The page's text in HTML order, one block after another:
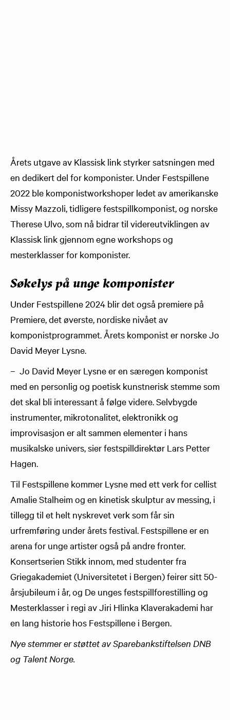
Årets utgave av Klassisk link styrker satsningen med
en dedikert del for komponister. Under Festspillene
2022 ble komponistworkshoper ledet av amerikanske
Missy Mazzoli, tidligere festspillkomponist, og norske
Therese Ulvo, som nå bidrar til videreutviklingen av
Klassisk link gjennom egne workshops og
mesterklasser for komponister.
Søkelys på unge komponister
Under Festspillene 2024 blir det også premiere på
Premiere, det øverste, nordiske nivået av
komponistprogrammet. Årets komponist er norske Jo
David Meyer Lysne.
– Jo David Meyer Lysne er en særegen komponist
med en personlig og poetisk kunstnerisk stemme som
det skal bli interessant å følge videre. Selvbygde
instrumenter, mikrotonalitet, elektronikk og
improvisasjon er alt sammen elementer i hans
musikalske univers, sier festspilldirektør Lars Petter
Hagen.
Til Festspillene kommer Lysne med ett verk for cellist
Amalie Stalheim og en kinetisk skulptur av messing, i
tillegg til et helt nyskrevet verk som får sin
urfremføring under årets festival. Festspillene er en
arena for unge artister også på andre fronter.
Konsertserien Stikk innom, med studenter fra
Griegakademiet (Universitetet i Bergen) feirer sitt 50-
årsjubileum i år, og De unges festspillforestilling og
Mesterklasser i regi av Jiri Hlinka Klaverakademi har
en lang historie hos Festspillene i Bergen.
Nye stemmer er støttet av Sparebankstiftelsen DNB
og Talent Norge.